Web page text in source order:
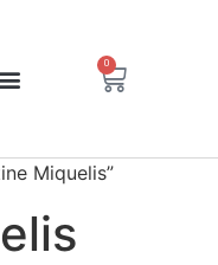
0
Miquelis”